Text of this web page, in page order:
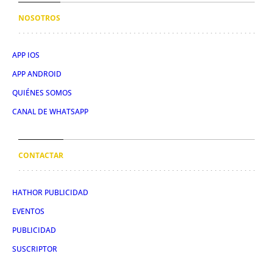
NOSOTROS
APP IOS
APP ANDROID
QUIÉNES SOMOS
CANAL DE WHATSAPP
CONTACTAR
HATHOR PUBLICIDAD
EVENTOS
PUBLICIDAD
SUSCRIPTOR